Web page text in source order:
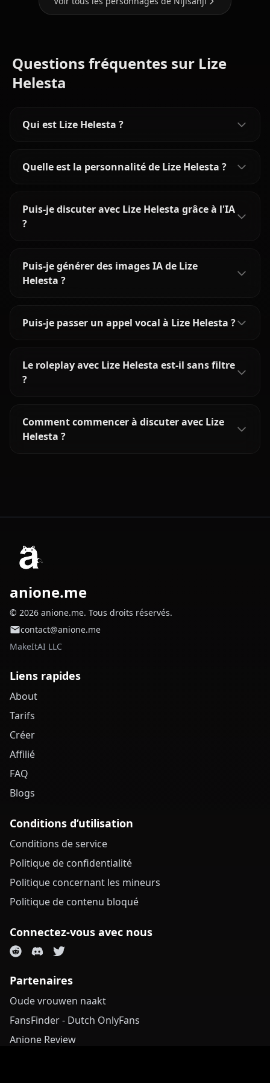
Questions fréquentes sur Lize
Helesta
Qui est Lize Helesta ?
Quelle est la personnalité de Lize Helesta ?
Puis-je discuter avec Lize Helesta grâce à l'IA
?
Puis-je générer des images IA de Lize
Helesta ?
Puis-je passer un appel vocal à Lize Helesta ?
Le roleplay avec Lize Helesta est-il sans filtre
?
Comment commencer à discuter avec Lize
Helesta ?
anione.me
© 2026 anione.me. Tous droits réservés.
contact@anione.me
MakeItAI LLC
Liens rapides
About
Tarifs
Créer
Affilié
FAQ
Blogs
Conditions d’utilisation
Conditions de service
Politique de confidentialité
Politique concernant les mineurs
Politique de contenu bloqué
Connectez-vous avec nous
Partenaires
Oude vrouwen naakt
FansFinder - Dutch OnlyFans
Anione Review